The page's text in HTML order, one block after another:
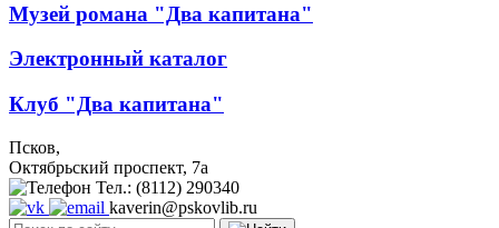
Музей романа "Два капитана"
Электронный каталог
Клуб "Два капитана"
Псков,
Октябрьский проспект, 7a
Тел.: (8112) 290340
kaverin@pskovlib.ru